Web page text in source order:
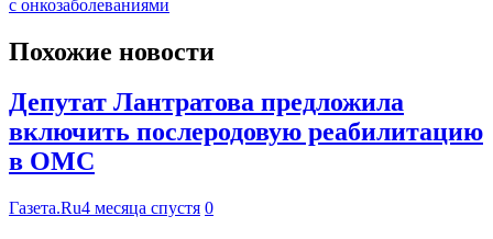
с онкозаболеваниями
Похожие новости
Депутат Лантратова предложила
включить послеродовую реабилитацию
в ОМС
Газета.Ru4 месяца спустя 0